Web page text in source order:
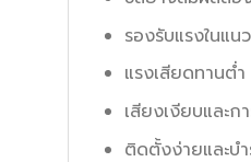
รองรับแรงในแ
แรงเสียดทานต่
เสียงเงียบและก
ติดตั้งง่ายและบ